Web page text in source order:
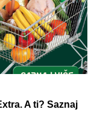
A ti? Saznaj